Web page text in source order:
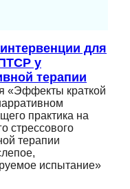
для
у
терапии
«Эффекты краткой
практика на
стрессового
терапии
испытание»